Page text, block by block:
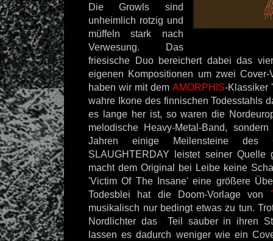
Die Growls sind
unheimlich rotzig und
müffeln stark nach
Verwesung. Das
friesische Duo bereichert dabei das
eigenen Kompositionen um zwei Cover-
haben wir mit dem AMORPHIS-Klassiker
wahre Ikone des finnischen Todesstahls
es lange her ist, so waren die
melodische Heavy-Metal-Band,
Jahren einige Meilensteine des
SLAUGHTERDAY leistet seiner Quelle
macht dem Original bei Leibe keine
'Victim Of The Insane' eine größere
Todesblei hat die Doom-Vorlage von
musikalisch nur bedingt etwas zu tun.
Nordlichter das Teil sauber in ihren
lassen es dadurch weniger wie ein